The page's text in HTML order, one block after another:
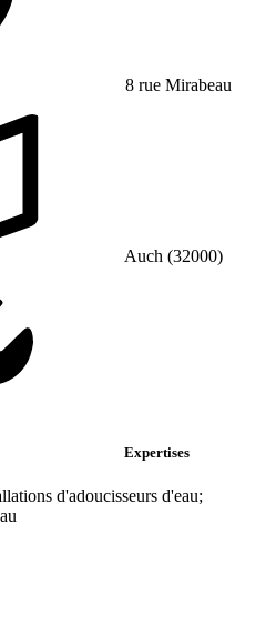
8 rue Mirabeau
Auch (32000)
Expertises
d'adoucisseurs d'eau;